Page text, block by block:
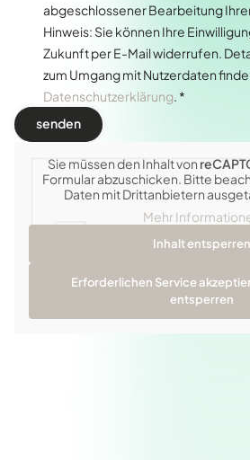
abgeschlossener Bearbeitung
Hinweis: Sie können Ihre
Zukunft per E-Mail widerrufen.
zum Umgang mit Nutzerdaten
Datenschutzerklärung. *
Sie müssen den Inhalt von
Formular abzuschicken. Bitte
Daten mit Drittanbietern
Mehr
Inhalt entsperren
Erforderlichen Service
entsperren